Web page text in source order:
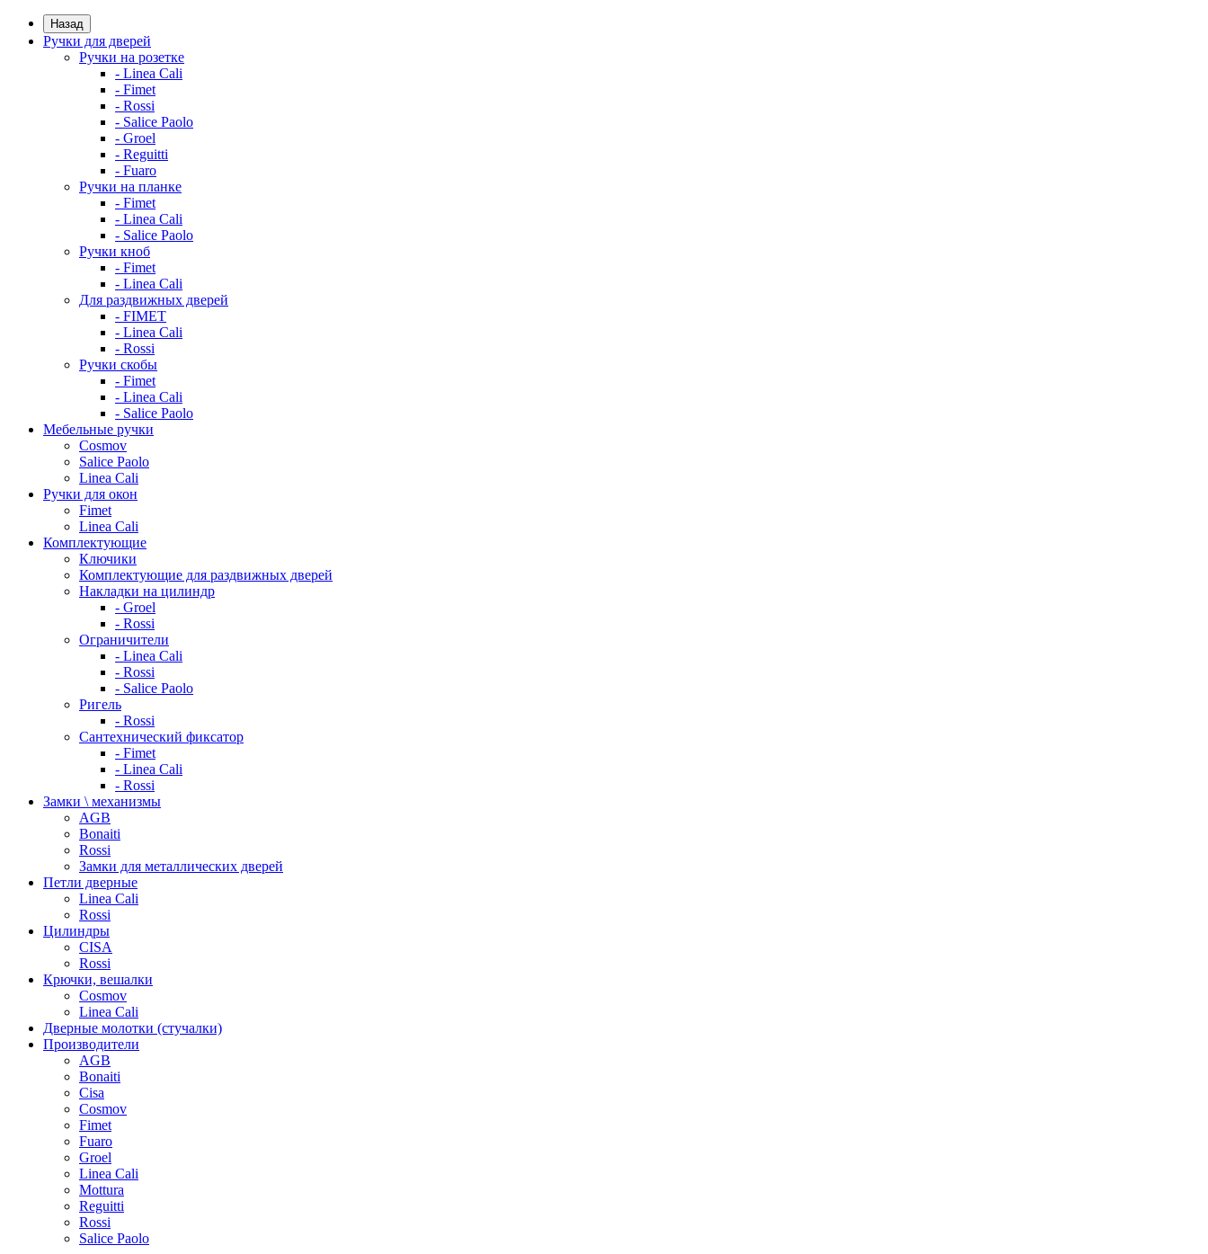
Назад
Ручки для дверей
Ручки на розетке
- Linea Cali
- Fimet
- Rossi
- Salice Paolo
- Groel
- Reguitti
- Fuaro
Ручки на планке
- Fimet
- Linea Cali
- Salice Paolo
Ручки кноб
- Fimet
- Linea Cali
Для раздвижных дверей
- FIMET
- Linea Cali
- Rossi
Ручки скобы
- Fimet
- Linea Cali
- Salice Paolo
Мебельные ручки
Cosmov
Salice Paolo
Linea Cali
Ручки для окон
Fimet
Linea Cali
Комплектующие
Ключики
Комплектующие для раздвижных дверей
Накладки на цилиндр
- Groel
- Rossi
Ограничители
- Linea Cali
- Rossi
- Salice Paolo
Ригель
- Rossi
Сантехнический фиксатор
- Fimet
- Linea Cali
- Rossi
Замки \ механизмы
AGB
Bonaiti
Rossi
Замки для металлических дверей
Петли дверные
Linea Cali
Rossi
Цилиндры
CISA
Rossi
Крючки, вешалки
Cosmov
Linea Cali
Дверные молотки (стучалки)
Производители
AGB
Bonaiti
Cisa
Cosmov
Fimet
Fuaro
Groel
Linea Cali
Mottura
Reguitti
Rossi
Salice Paolo